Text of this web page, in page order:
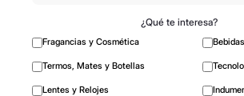
¿Qué te interesa?
Fragancias y Cosmética
Termos, Mates y Botellas
Lentes y Relojes